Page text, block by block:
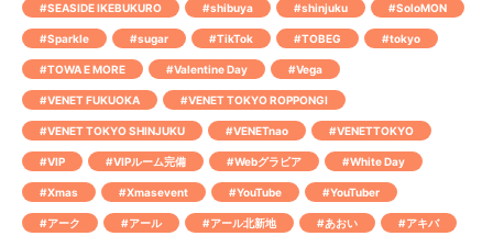
#SEASIDE IKEBUKURO #shibuya #shinjuku #SoloMON
#Sparkle #sugar #TikTok #TOBEG #tokyo
#TOWA E MORE #Valentine Day #Vega
#VENET FUKUOKA #VENET TOKYO ROPPONGI
#VENET TOKYO SHINJUKU #VENETnao #VENETTOKYO
#VIP #VIPルーム完備 #Webグラビア #White Day
#Xmas #Xmasevent #YouTube #YouTuber
#アーク #アール #アール北新地 #あおい #アキバ